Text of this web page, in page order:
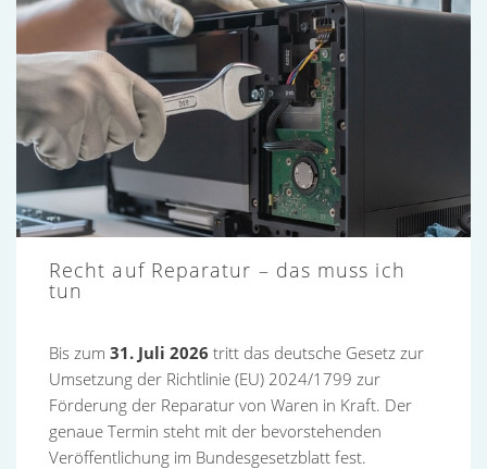
Recht auf Reparatur – das muss ich
tun
Bis zum 31. Juli 2026 tritt das deutsche Gesetz zur
Umsetzung der Richtlinie (EU) 2024/1799 zur
Förderung der Reparatur von Waren in Kraft. Der
genaue Termin steht mit der bevorstehenden
Veröffentlichung im Bundesgesetzblatt fest.